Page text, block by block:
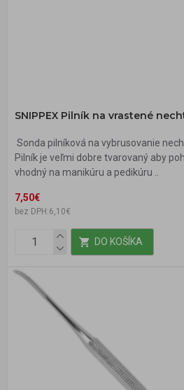
SNIPPEX Pilník na vrastené
Sonda pilníková na vybrusovanie
Pilník je veľmi dobre tvarovaný aby
vhodný na manikúru a pedikúru ..
7,50€
bez DPH:6,10€
DO KOŠÍKA